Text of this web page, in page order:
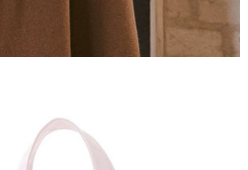
後付」時，將依據個別帳號之用戶狀況，依本公司即
額度；若仍有額度不足之情形，本公司將視審查結果
。